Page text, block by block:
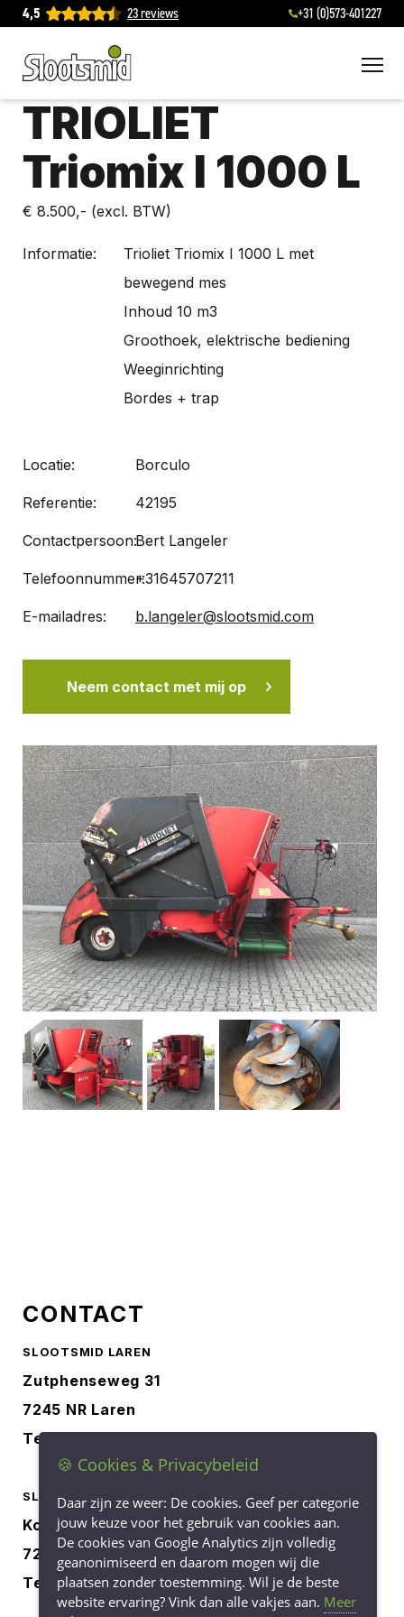
4,5 23 reviews +31 (0)573-401227
TRIOLIET
Triomix I 1000 L
€ 8.500,- (excl. BTW)
Informatie:
Trioliet Triomix I 1000 L met
bewegend mes
Inhoud 10 m3
Groothoek, elektrische bediening
Weeginrichting
Bordes + trap
Locatie: Borculo
Referentie: 42195
Contactpersoon:Bert Langeler
Telefoonnummer:+31645707211
E-mailadres: b.langeler@slootsmid.com
Neem contact met mij op
CONTACT
SLOOTSMID LAREN
Zutphenseweg 31
7245 NR Laren
Tel.
SLOOTSMID BORCULO
Korenbree 40a
7271 LH Borculo
Tel. 0545-745040
🍪 Cookies & Privacybeleid
Daar zijn ze weer: De cookies. Geef per categorie
jouw keuze voor het gebruik van cookies aan.
De cookies van Google Analytics zijn volledig
geanonimiseerd en daarom mogen wij die
plaatsen zonder toestemming. Wil je de beste
website ervaring? Vink dan alle vakjes aan. Meer